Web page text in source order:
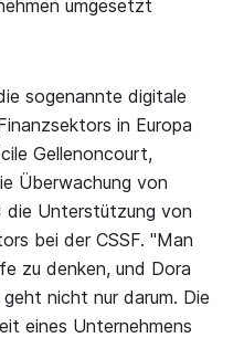
umgesetzt
sogenannte digitale
in Europa
Gellenoncourt,
Überwachung von
die Unterstützung von
bei der CSSF. "Man
zu denken, und Dora
nicht nur darum. Die
eines Unternehmens